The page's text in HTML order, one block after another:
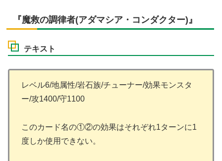
『魔救の調律者(アダマシア・コンダクター)』
テキスト
レベル6/地属性/岩石族/チューナー/効果モンスタ
ー/攻1400/守1100
このカード名の①②の効果はそれぞれ1ターンに1
度しか使用できない。